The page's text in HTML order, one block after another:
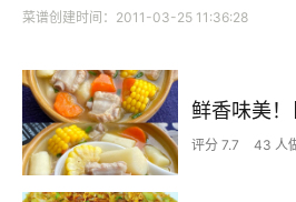
菜谱创建时间：2011-03-25 11:36:28
评分 7.7 43 人